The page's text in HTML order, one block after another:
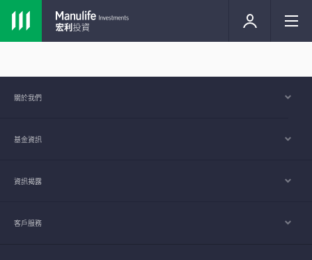
關於我們
基金資訊
資訊揭露
客戶服務